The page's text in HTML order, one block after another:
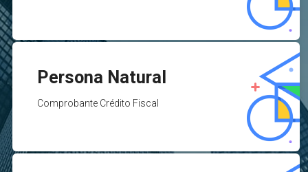
Persona Natural
Comprobante Crédito Fiscal